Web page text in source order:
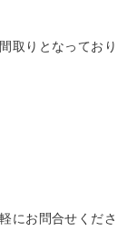
取りとなっており
にお問合せくださ